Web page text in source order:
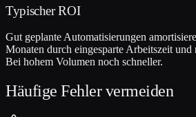
Typischer ROI
Gut geplante Automatisierungen
Monaten durch eingesparte Arbeitszeit und
Bei hohem Volumen noch schneller.
Häufige Fehler vermeiden